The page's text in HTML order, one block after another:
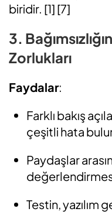
biridir. [1] [7]
3.
Zorlukları
Faydalar:
Farklı bakış
çeşitli hata
Paydaşlar
Testin, yazılım